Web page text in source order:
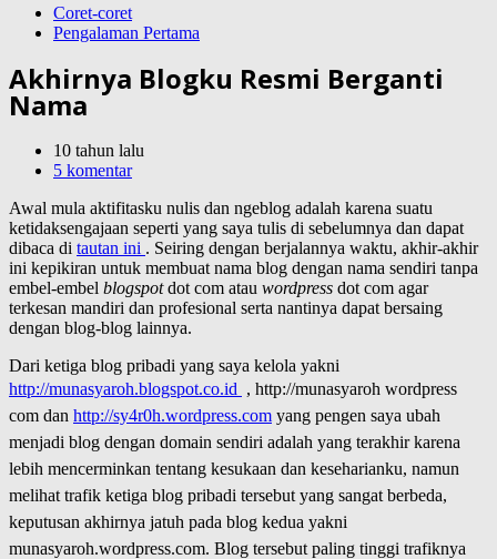
Coret-coret
Pengalaman Pertama
Akhirnya Blogku Resmi Berganti
Nama
10 tahun lalu
5 komentar
Awal mula aktifitasku nulis dan ngeblog adalah karena suatu
ketidaksengajaan seperti yang saya tulis di sebelumnya dan dapat
dibaca di tautan ini . Seiring dengan berjalannya waktu, akhir-akhir
ini kepikiran untuk membuat nama blog dengan nama sendiri tanpa
embel-embel blogspotdot com atau wordpress dot com agar
terkesan mandiri dan profesional serta nantinya dapat bersaing
dengan blog-blog lainnya.
Dari ketiga blog pribadi yang saya kelola yakni
http://munasyaroh.blogspot.co.id , http://munasyaroh wordpress
com dan http://sy4r0h.wordpress.com yang pengen saya ubah
menjadi blog dengan domain sendiri adalah yang terakhir karena
lebih mencerminkan tentang kesukaan dan keseharianku, namun
melihat trafik ketiga blog pribadi tersebut yang sangat berbeda,
keputusan akhirnya jatuh pada blog kedua yakni
munasyaroh.wordpress.com. Blog tersebut paling tinggi trafiknya